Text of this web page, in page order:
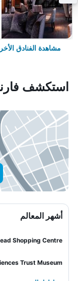
مشاهدة الفنادق
استكشف
أشهر المعالم
Shopping Centre
Trust Museum